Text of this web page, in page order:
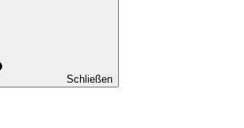
Schließen